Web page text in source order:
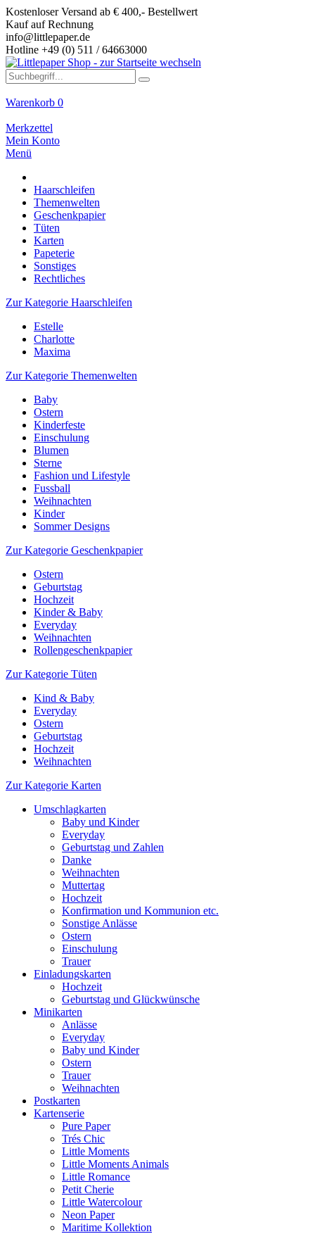
Kostenloser Versand ab € 400,- Bestellwert
Kauf auf Rechnung
info@littlepaper.de
Hotline +49 (0) 511 / 64663000
Warenkorb 0
Merkzettel
Mein Konto
Menü
Haarschleifen
Themenwelten
Geschenkpapier
Tüten
Karten
Papeterie
Sonstiges
Rechtliches
Zur Kategorie Haarschleifen
Estelle
Charlotte
Maxima
Zur Kategorie Themenwelten
Baby
Ostern
Kinderfeste
Einschulung
Blumen
Sterne
Fashion und Lifestyle
Fussball
Weihnachten
Kinder
Sommer Designs
Zur Kategorie Geschenkpapier
Ostern
Geburtstag
Hochzeit
Kinder & Baby
Everyday
Weihnachten
Rollengeschenkpapier
Zur Kategorie Tüten
Kind & Baby
Everyday
Ostern
Geburtstag
Hochzeit
Weihnachten
Zur Kategorie Karten
Umschlagkarten
Baby und Kinder
Everyday
Geburtstag und Zahlen
Danke
Weihnachten
Muttertag
Hochzeit
Konfirmation und Kommunion etc.
Sonstige Anlässe
Ostern
Einschulung
Trauer
Einladungskarten
Hochzeit
Geburtstag und Glückwünsche
Minikarten
Anlässe
Everyday
Baby und Kinder
Ostern
Trauer
Weihnachten
Postkarten
Kartenserie
Pure Paper
Trés Chic
Little Moments
Little Moments Animals
Little Romance
Petit Cherie
Little Watercolour
Neon Paper
Maritime Kollektion